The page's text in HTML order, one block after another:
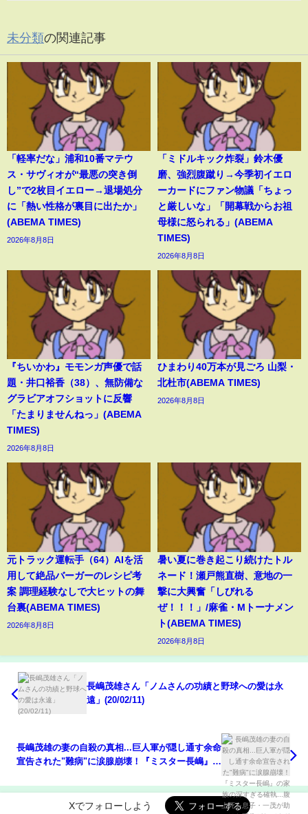
未分類の関連記事
「軽率だな」浦和10番マテウ
ス・サヴィオが“最悪の突き倒
し”で2枚目イエロー→退場処分
に「熱い性格が裏目に出たか」
(ABEMA TIMES)
2026年8月8日
「ミドルキック炸裂」鈴木優
磨、強烈腹蹴り→今季初イエロ
ーカードにファン物議「ちょっ
と厳しいな」「開幕戦からお祖
母様に怒られる」(ABEMA
TIMES)
2026年8月8日
『ちいかわ』モモンガ声優で話
題・井口裕香（38）、無防備な
グラビアオフショットに反響
「たまりませんねっ」(ABEMA
TIMES)
2026年8月8日
ひまわり40万本が見ごろ 山梨・
北杜市(ABEMA TIMES)
2026年8月8日
元トラック運転手（64）AIを活
用して絶品バーガーのレシピ考
案 調理経験なしで大ヒットの舞
台裏(ABEMA TIMES)
2026年8月8日
暑い夏に巻き起こり続けたトル
ネード！瀬戸熊直樹、意地の一
撃に大興奮「しびれる
ぜ！！！」/麻雀・Mトーナメン
ト(ABEMA TIMES)
2026年8月8日
長嶋茂雄さん「ノムさんの功績と野球への愛は永
遠」(20/02/11)
長嶋茂雄の妻の自殺の真相...巨人軍が隠し通す余命
宣告された"難病"に涙腺崩壊！『ミスター長嶋』の
Xでフォローしよう